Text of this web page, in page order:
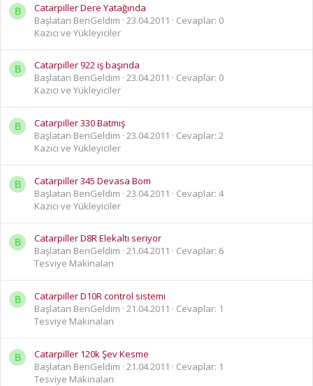
B
Catarpiller Dere Yatağında
Başlatan BenGeldim
23.04.2011
Cevaplar: 0
Kazıcı ve Yükleyiciler
B
Catarpiller 922 iş başında
Başlatan BenGeldim 23.04.2011
Cevaplar: 0
Kazıcı ve Yükleyiciler
B
Catarpiller 330 Batmış
Başlatan BenGeldim 23.04.2011
Cevaplar: 2
Kazıcı ve Yükleyiciler
B
Catarpiller 345 Devasa Bom
Başlatan BenGeldim
23.04.2011
Cevaplar: 4
Kazıcı ve Yükleyiciler
B
Catarpiller D8R Elekaltı seriyor
Başlatan BenGeldim 21.04.2011
Cevaplar: 6
Tesviye Makinaları
B
Catarpiller D10R control sistemi
Başlatan BenGeldim 21.04.2011
Cevaplar: 1
Tesviye Makinaları
B
Catarpiller 120k Şev Kesme
Başlatan BenGeldim
21.04.2011
Cevaplar: 1
Tesviye Makinaları